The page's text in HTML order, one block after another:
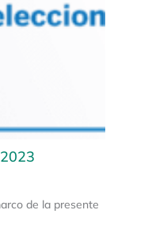
de la presente